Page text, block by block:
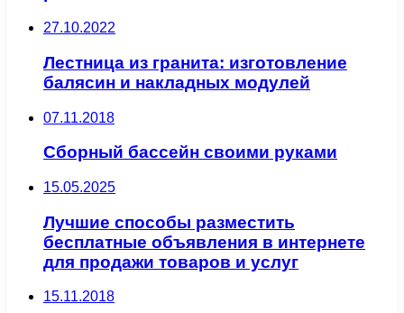
27.10.2022
Лестница из гранита: изготовление
балясин и накладных модулей
07.11.2018
Сборный бассейн своими руками
15.05.2025
Лучшие способы разместить
бесплатные объявления в интернете
для продажи товаров и услуг
15.11.2018